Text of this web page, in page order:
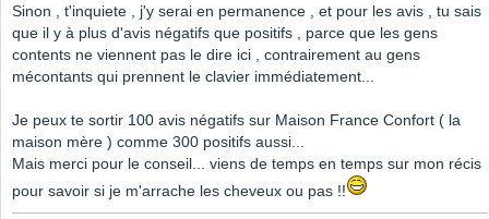
Sinon , t'inquiete , j'y serai en permanence , et pour les avis , tu sais
que il y à plus d'avis négatifs que positifs , parce que les gens
contents ne viennent pas le dire ici , contrairement au gens
mécontants qui prennent le clavier immédiatement...
Je peux te sortir 100 avis négatifs sur Maison France Confort ( la
maison mère ) comme 300 positifs aussi...
Mais merci pour le conseil... viens de temps en temps sur mon récis
pour savoir si je m'arrache les cheveux ou pas !!